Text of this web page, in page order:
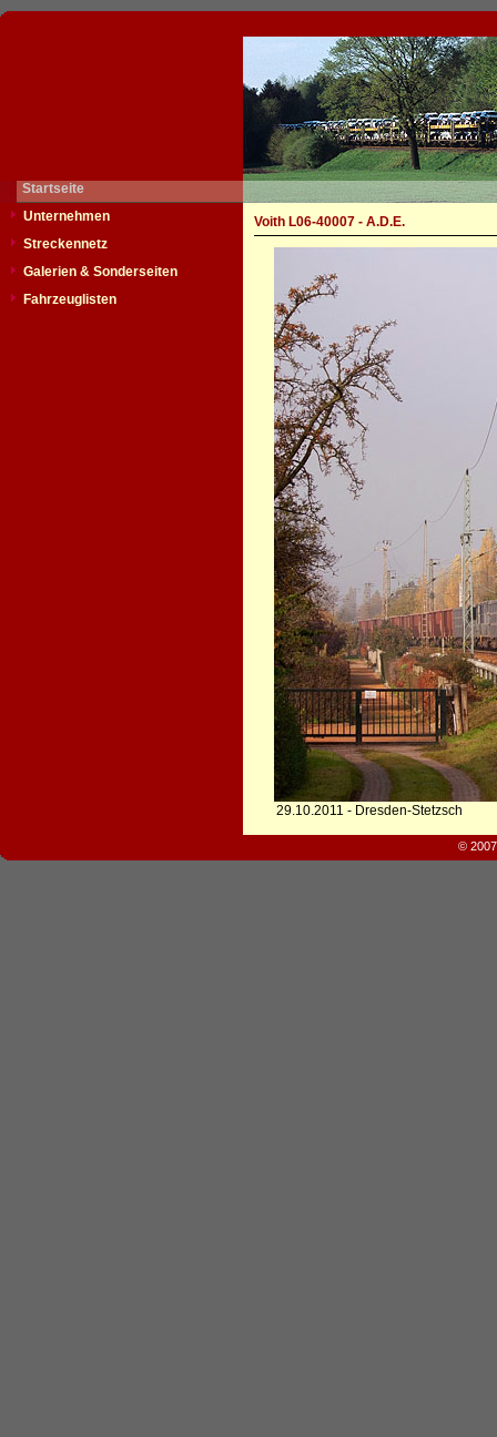
Startseite
Unternehmen
Streckennetz
Galerien & Sonderseiten
Fahrzeuglisten
Voith L06-40007 - A.D.E.
29.10.2011 - Dresden-Stetzsch
©